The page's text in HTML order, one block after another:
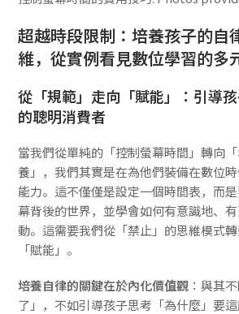
超越時段限制：培養孩子的自
維，從實例看見數位學習的多
從「規範」走向「賦能」：引導
的聰明消費者
當我們從單純的「控制螢幕時間」轉向
養」，我們其實是在為他們裝備在數位
能力。這不僅僅是設定一個時間表，而
幕背後的世界，並學會如何有意識地、
動。這需要我們從「禁止」的思維模式
「賦能」。
培養自律的關鍵在於內化價值觀 ：與其
了」，不如引導孩子思考「為什麼」要